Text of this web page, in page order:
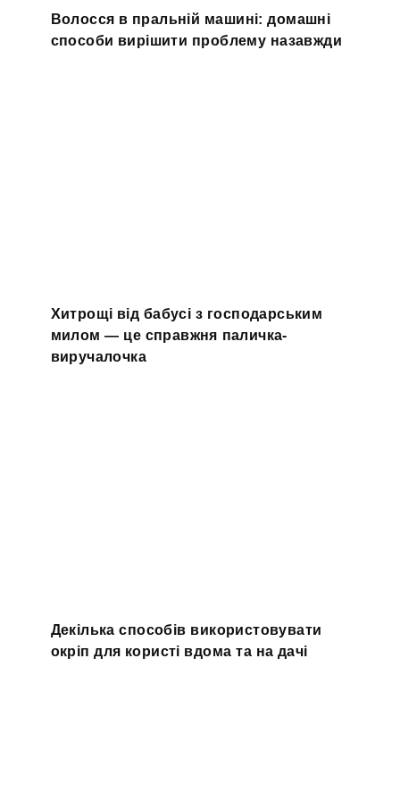
Волосся в пральній машині: домашні
способи вирішити проблему назавжди
Хитрощі від бабусі з господарським
милом — це справжня паличка-
виручалочка
Декілька способів використовувати
окріп для користі вдома та на дачі